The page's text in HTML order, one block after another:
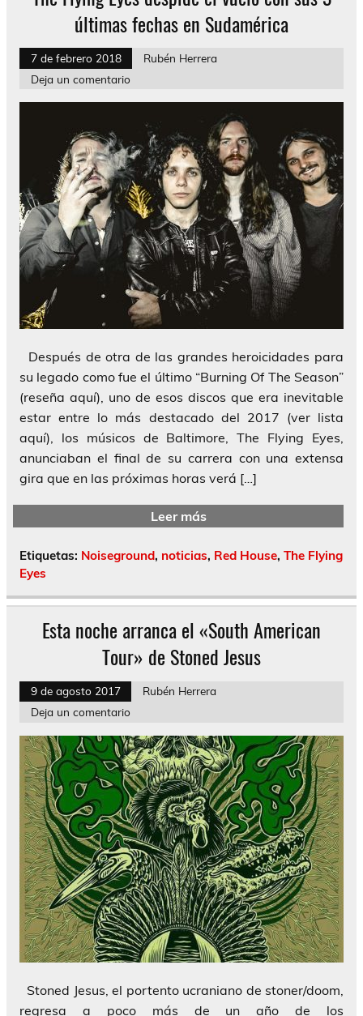
últimas fechas en Sudamérica
7 de febrero 2018
Rubén Herrera
Deja un comentario
Después de otra de las grandes heroicidades para
su legado como fue el último “Burning Of The Season”
(reseña aquí), uno de esos discos que era inevitable
estar entre lo más destacado del 2017 (ver lista
aquí), los músicos de Baltimore, The Flying Eyes,
anunciaban el final de su carrera con una extensa
gira que en las próximas horas verá […]
Leer más
Etiquetas: Noiseground, noticias, Red House, The Flying
Eyes
Esta noche arranca el «South American
Tour» de Stoned Jesus
9 de agosto 2017
Rubén Herrera
Deja un comentario
Stoned Jesus, el portento ucraniano de stoner/doom,
regresa a poco más de un año de los